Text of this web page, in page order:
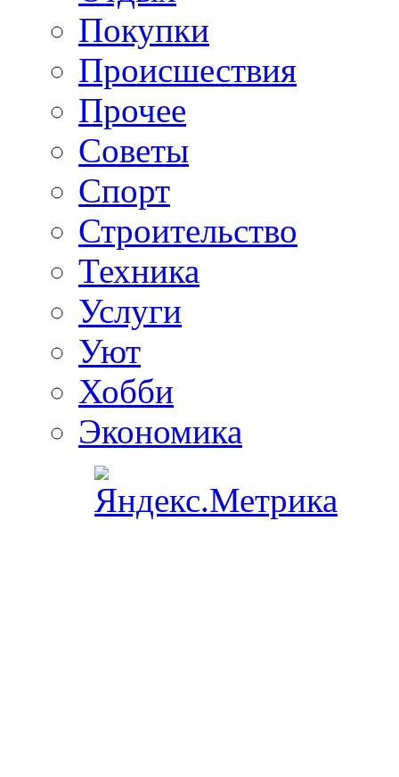
Покупки
Происшествия
Прочее
Советы
Спорт
Строительство
Техника
Услуги
Уют
Хобби
Экономика